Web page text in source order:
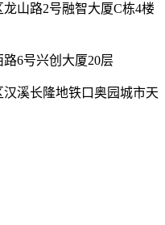
山路2号融智大厦C栋4楼
6号兴创大厦20层
溪长隆地铁口奥园城市天